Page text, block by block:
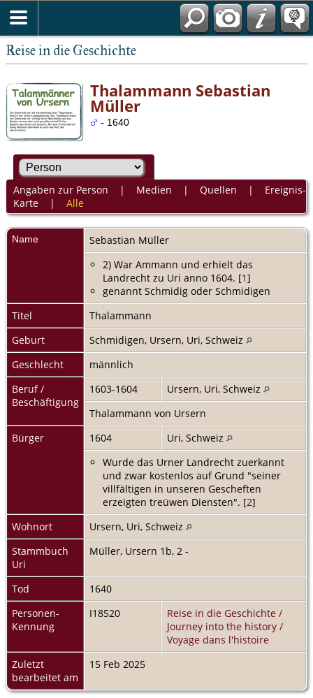
Reise in die Geschichte
Thalammann Sebastian
Müller
- 1640
Angaben zur Person | Medien | Quellen | Ereignis-
Karte| Alle
Name Sebastian Müller
2) War Ammann und erhielt das
Landrecht zu Uri anno 1604. [1]
genannt Schmidig oder Schmidigen
Titel
Thalammann
Geburt
Schmidigen, Ursern, Uri, Schweiz
Geschlecht
männlich
Beruf /
Beschäftigung
1603-1604
Ursern, Uri, Schweiz
Thalammann von Ursern
Bürger
1604
Uri, Schweiz
Wurde das Urner Landrecht zuerkannt
und zwar kostenlos auf Grund "seiner
villfältigen in unseren Gescheften
erzeigten treüwen Diensten". [2]
Wohnort
Ursern, Uri, Schweiz
Stammbuch
Uri
Müller, Ursern 1b, 2 -
Tod
1640
Personen-
Kennung
I18520
Reise in die Geschichte /
Journey into the history /
Voyage dans l'histoire
Zuletzt
bearbeitet am
15 Feb 2025